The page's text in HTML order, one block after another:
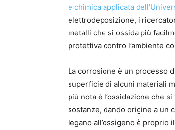
e chimica applicata
elettrodeposizione, i
metalli che si ossida più
protettiva contro l’ambiente
La corrosione è un processo
superficie di alcuni materiali
più nota è l’ossidazione che
sostanze, dando origine a un
legano all’ossigeno è